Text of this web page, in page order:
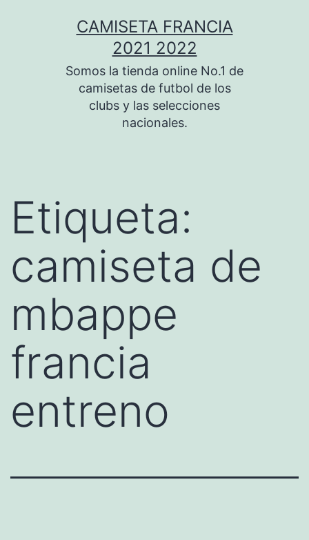
CAMISETA FRANCIA
2021 2022
Somos la tienda online No.1 de
camisetas de futbol de los
clubs y las selecciones
nacionales.
Etiqueta:
camiseta de
mbappe
francia
entreno